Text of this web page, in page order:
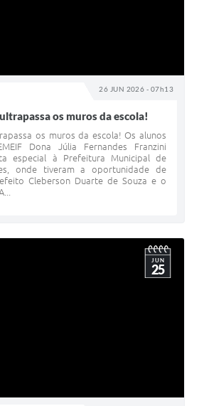
26 JUN 2026 - 07h13
os muros da escola!
os muros da escola! Os alunos
Dona Júlia Fernandes Franzini
especial à Prefeitura Municipal de
onde tiveram a oportunidade de
Cleberson Duarte de Souza e o
JUN
25